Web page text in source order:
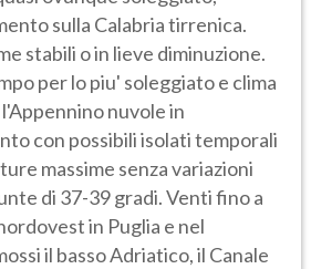
sulla Calabria tirrenica.
stabili o in lieve diminuzione.
per lo piu' soleggiato e clima
nuvole in
con possibili isolati temporali
massime senza variazioni
di 37-39 gradi. Venti fino a
in Puglia e nel
il basso Adriatico, il Canale